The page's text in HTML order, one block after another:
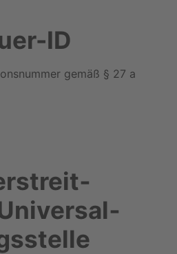
ID
gemäß § 27 a